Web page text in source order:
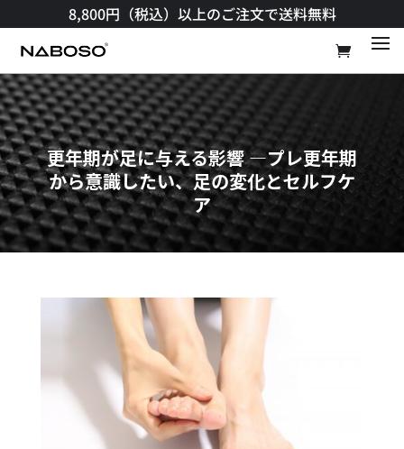
8,800円（税込）以上のご注文で送料無料​
更年期が足に与える影響 —プレ更年期
から意識したい、足の変化とセルフケ
ア